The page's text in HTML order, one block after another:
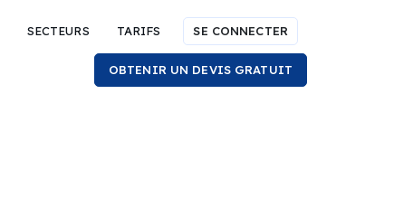
SECTEURS TARIFS SE CONNECTER
OBTENIR UN DEVIS GRATUIT